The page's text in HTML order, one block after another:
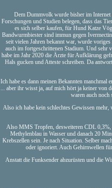
Dem Dummvolk wurde bisher im Internet
Forschungen und Studien belegen, dass das
es sich selber kaufen, für Hund Katze
Bandwurmbiester sind immun gegen
seit vielen Jahren bekannt war, wurde
auch im fortgeschrittenen Stadium. Und sehr
habe im Jahr 2020 die Ärzte für Aufklärung
Hals gucken und Atteste schreiben. Da
Ich habe es dann meinen Bekannten
... aber ihr wisst ja, auf mich hört ja keiner von
waren auch noch
Also ich habe kein schlechtes Gewissen
Also MMS Tropfen, desweiteren CDL 0,3%,
Methylenblau in Wasser und danach 20
Krebszellen sein. Je nach Situation. Selber
oder ignoriert. Auch Gehirnwellen
Anstatt die Funksender abzurüsten und die